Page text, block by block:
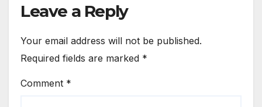
Leave a Reply
Your email address will not be published.
Required fields are marked *
Comment *